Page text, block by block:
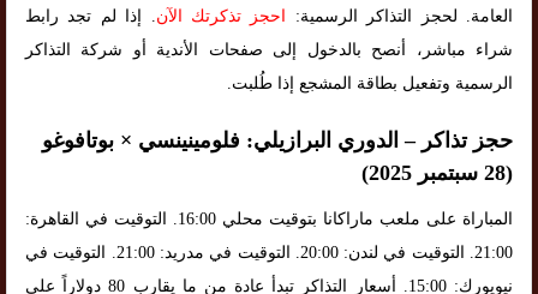
العامة. لحجز التذاكر الرسمية:
احجز تذكرتك الآن. إذا لم تجد رابط
شراء مباشر، أنصح بالدخول إلى صفحات الأندية أو شركة التذاكر
الرسمية وتفعيل بطاقة المشجع إذا طُلبت.
حجز تذاكر – الدوري البرازيلي: فلومينينسي × بوتافوغو
(28 سبتمبر 2025)
المباراة على ملعب ماراكانا بتوقيت محلي 16:00. التوقيت في القاهرة:
21:00. التوقيت في لندن: 20:00. التوقيت في مدريد: 21:00. التوقيت في
نيويورك: 15:00. أسعار التذاكر تبدأ عادة من ما يقارب 80 دولاراً على